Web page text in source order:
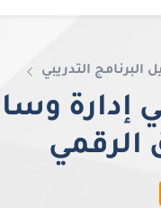
البرنامج التدريبي
إدارة
الرقمي